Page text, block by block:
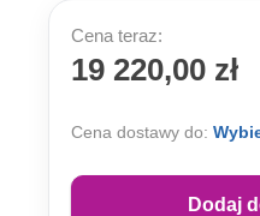
Cena teraz:
19 220,00 zł
Cena dostawy do:
Dodaj